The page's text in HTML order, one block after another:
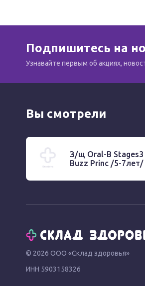
Подпишитесь на
Узнавайте первым об акциях,
Вы смотрели
З/щ Oral-B Stages3
Buzz Princ /5-7лет/
© 2026 ООО «Склад здоровья»
ИНН 5903158326